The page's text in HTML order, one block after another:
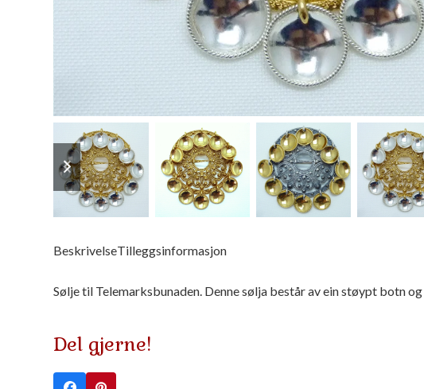
previous
slide
next
slide
BeskrivelseTilleggsinformasjon
Sølje til Telemarksbunaden. Denne sølja består av ein støypt botn
Del gjerne!